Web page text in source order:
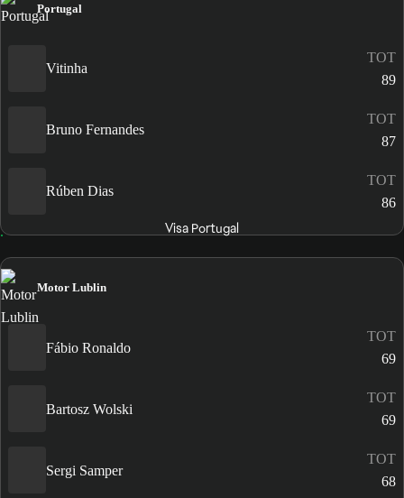
Portugal
Vitinha
TOT
89
Bruno Fernandes
TOT
87
Rúben Dias
TOT
86
Visa Portugal
Motor Lublin
Fábio Ronaldo
TOT
69
Bartosz Wolski
TOT
69
Sergi Samper
TOT
68